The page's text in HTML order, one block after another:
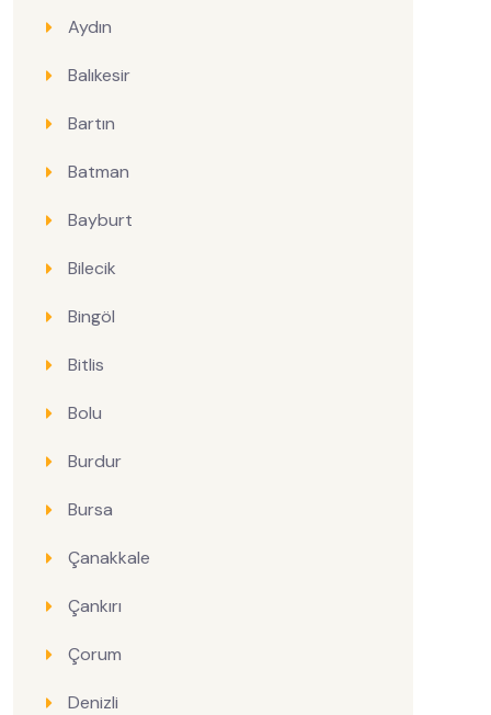
Aydın
Balıkesir
Bartın
Batman
Bayburt
Bilecik
Bingöl
Bitlis
Bolu
Burdur
Bursa
Çanakkale
Çankırı
Çorum
Denizli